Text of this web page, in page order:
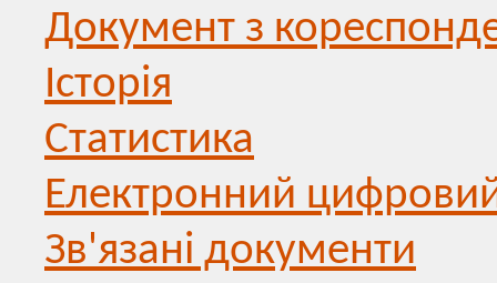
Документ з
Історія
Статистика
Електронний
Зв'язані документи